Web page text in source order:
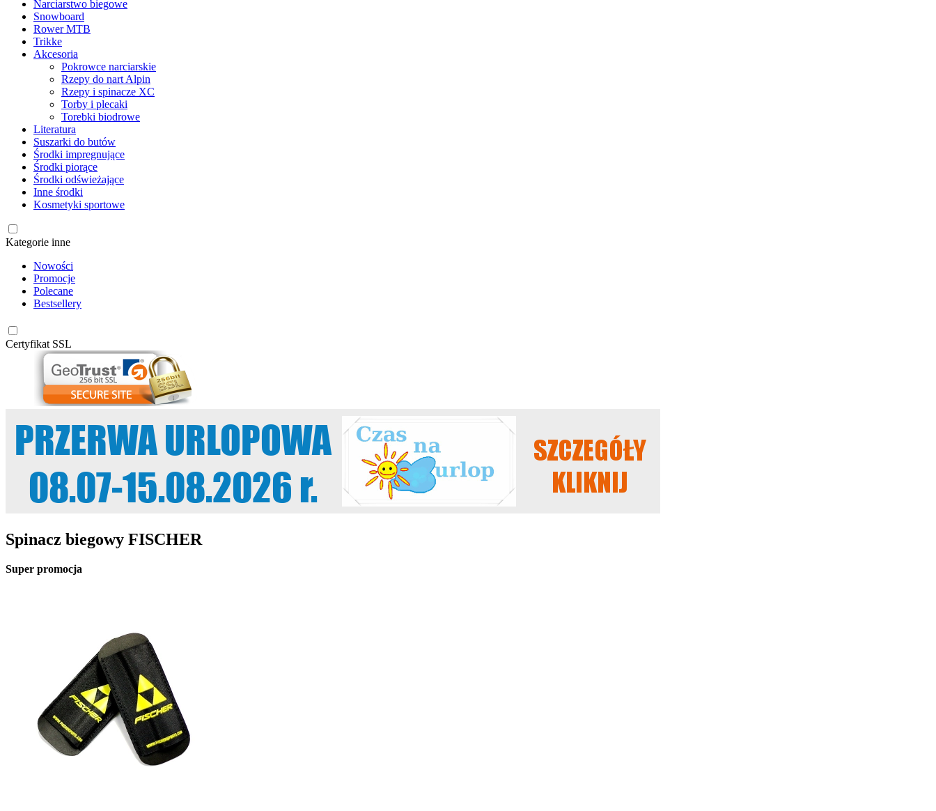
Narciarstwo biegowe
Snowboard
Rower MTB
Trikke
Akcesoria
Pokrowce narciarskie
Rzepy do nart Alpin
Rzepy i spinacze XC
Torby i plecaki
Torebki biodrowe
Literatura
Suszarki do butów
Środki impregnujące
Środki piorące
Środki odświeżające
Inne środki
Kosmetyki sportowe
Kategorie inne
Nowości
Promocje
Polecane
Bestsellery
Certyfikat SSL
Spinacz biegowy FISCHER
Super promocja